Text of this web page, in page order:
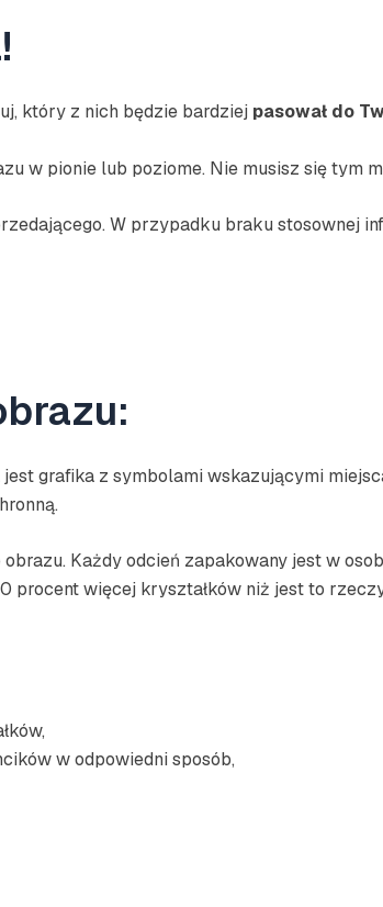
który z nich będzie bardziej pasował do
w pionie lub poziome. Nie musisz się tym
W przypadku braku stosownej
grafika z symbolami wskazującymi
Każdy odcień zapakowany jest w
procent więcej kryształków niż jest to
w odpowiedni sposób,